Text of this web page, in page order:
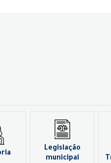
Legislação
municipal